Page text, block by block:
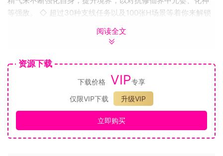
等强敌。 ◇ 超过30种支线任务以及100张H场景等着你来解锁
阅读全文
资源下载
下载价格 VIP专享
仅限VIP下载
升级VIP
立即购买